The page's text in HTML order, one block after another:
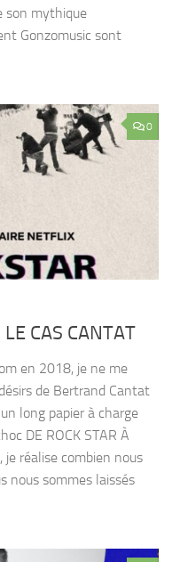
son mythique
Gonzomusic sont
0
CAS CANTAT
en 2018, je ne me
de Bertrand Cantat
long papier à charge
DE ROCK STAR À
je réalise combien nous
nous sommes laissés